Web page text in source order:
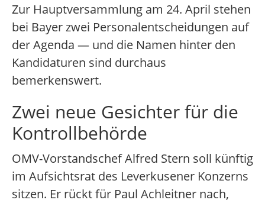
Zur Hauptversammlung am 24. April stehen
bei Bayer zwei Personalentscheidungen auf
der Agenda — und die Namen hinter den
Kandidaturen sind durchaus
bemerkenswert.
Zwei neue Gesichter für die
Kontrollbehörde
OMV-Vorstandschef Alfred Stern soll künftig
im Aufsichtsrat des Leverkusener Konzerns
sitzen. Er rückt für Paul Achleitner nach,